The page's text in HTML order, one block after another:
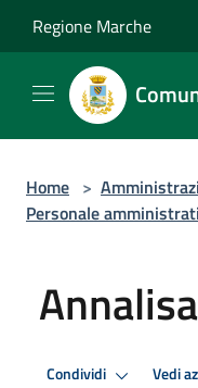
Regione Marche
Home >
Personale
Condividi Vedi